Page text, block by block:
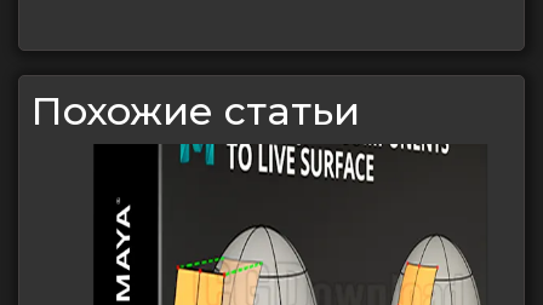
Похожие статьи